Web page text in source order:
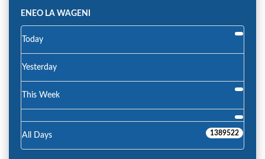
ENEO LA WAGENI
Today
Yesterday
This Week
All Days 1389522